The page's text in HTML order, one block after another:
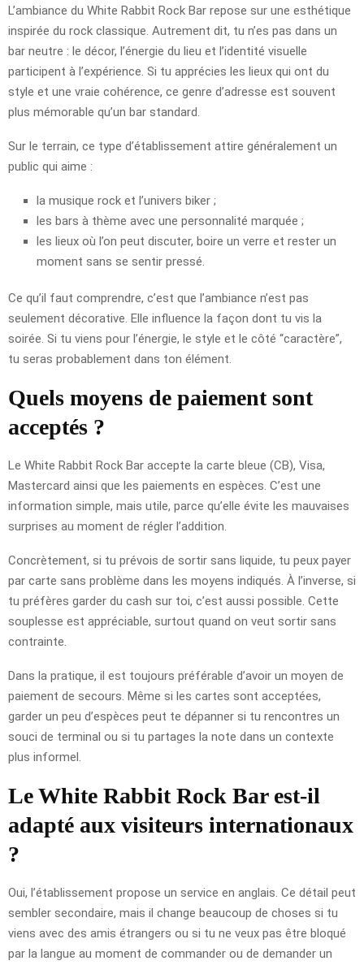
L’ambiance du White Rabbit Rock Bar repose sur une esthétique
inspirée du rock classique. Autrement dit, tu n’es pas dans un
bar neutre : le décor, l’énergie du lieu et l’identité visuelle
participent à l’expérience. Si tu apprécies les lieux qui ont du
style et une vraie cohérence, ce genre d’adresse est souvent
plus mémorable qu’un bar standard.
Sur le terrain, ce type d’établissement attire généralement un
public qui aime :
la musique rock et l’univers biker ;
les bars à thème avec une personnalité marquée ;
les lieux où l’on peut discuter, boire un verre et rester un
moment sans se sentir pressé.
Ce qu’il faut comprendre, c’est que l’ambiance n’est pas
seulement décorative. Elle influence la façon dont tu vis la
soirée. Si tu viens pour l’énergie, le style et le côté “caractère”,
tu seras probablement dans ton élément.
Quels moyens de paiement sont
acceptés ?
Le White Rabbit Rock Bar accepte la carte bleue (CB), Visa,
Mastercard ainsi que les paiements en espèces. C’est une
information simple, mais utile, parce qu’elle évite les mauvaises
surprises au moment de régler l’addition.
Concrètement, si tu prévois de sortir sans liquide, tu peux payer
par carte sans problème dans les moyens indiqués. À l’inverse, si
tu préfères garder du cash sur toi, c’est aussi possible. Cette
souplesse est appréciable, surtout quand on veut sortir sans
contrainte.
Dans la pratique, il est toujours préférable d’avoir un moyen de
paiement de secours. Même si les cartes sont acceptées,
garder un peu d’espèces peut te dépanner si tu rencontres un
souci de terminal ou si tu partages la note dans un contexte
plus informel.
Le White Rabbit Rock Bar est-il
adapté aux visiteurs internationaux
?
Oui, l’établissement propose un service en anglais. Ce détail peut
sembler secondaire, mais il change beaucoup de choses si tu
viens avec des amis étrangers ou si tu ne veux pas être bloqué
par la langue au moment de commander ou de demander un